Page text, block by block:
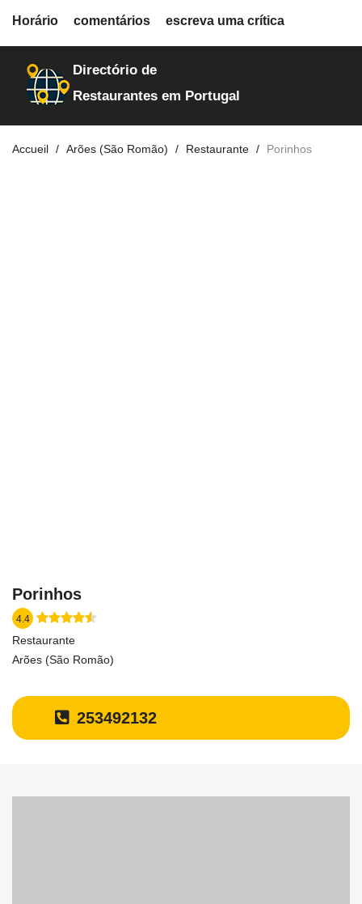
restaurantes
Directório de
Restaurantes em Portugal
Accueil Arões (São Romão) Restaurante Porinhos
Porinhos
4.4
Restaurante
Arões (São Romão)
253492132
Horário comentários escreva uma crítica